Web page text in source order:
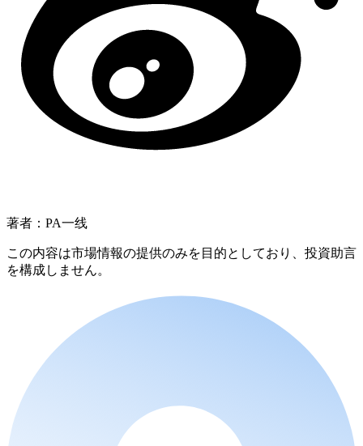
著者：PA一线
この内容は市場情報の提供のみを目的としており、投資助言
を構成しません。